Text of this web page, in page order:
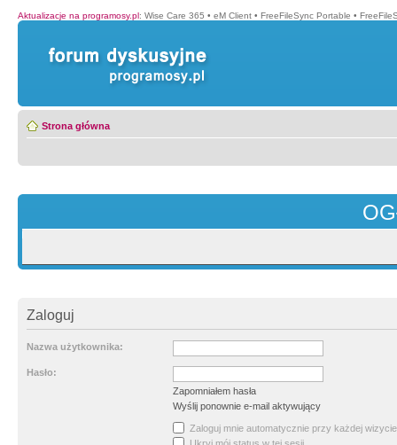
Aktualizacje na programosy.pl: Wise Care 365 • eM Client • FreeFileSync Portable •
Strona główna
Zaloguj
Nazwa użytkownika:
Hasło:
Zapomniałem hasła
Wyślij ponownie e-mail aktywujący
Zaloguj mnie automatycznie przy każdej wizycie